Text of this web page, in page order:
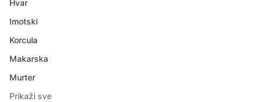
Hvar
Imotski
Korcula
Makarska
Murter
Prikaži sve